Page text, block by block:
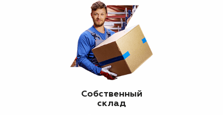
Собственный
склад